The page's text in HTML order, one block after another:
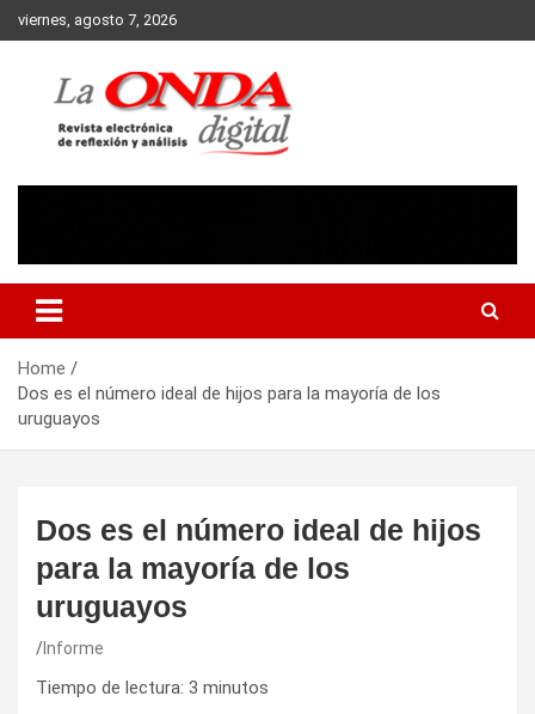
Skip
to
viernes, agosto 7, 2026
Home
Dos es el número ideal de hijos para la mayoría de los
uruguayos
Dos es el número ideal de hijos
para la mayoría de los
uruguayos
Informe
Tiempo de lectura: 3 minutos